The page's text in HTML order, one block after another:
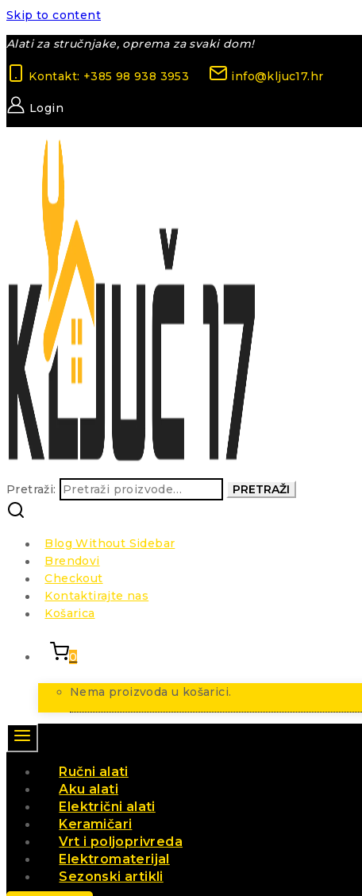
Skip to content
Alati za stručnjake, oprema za svaki dom!
Kontakt: +385 98 938 3953 info@kljuc17.hr
Login
Pretraži: PRETRAŽI
Blog Without Sidebar
Brendovi
Checkout
Kontaktirajte nas
Košarica
0
Nema proizvoda u košarici.
Ručni alati
Aku alati
Električni alati
Keramičari
Vrt i poljoprivreda
Elektromaterijal
Sezonski artikli